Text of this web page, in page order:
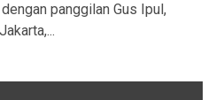
panggilan Gus Ipul,